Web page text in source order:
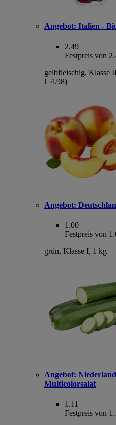
Angebot: Italien -
2.49
Festpreis von
gelbfleischig, Klasse
€ 4.98)
Angebot:
1.00
Festpreis von
grün, Klasse I, 1 kg
Angebot:
Multicolorsalat
1.11
Festpreis von